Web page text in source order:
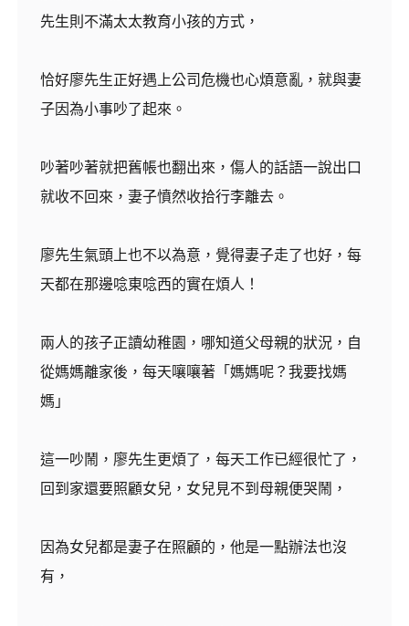
先生則不滿太太教育小孩的方式，
恰好廖先生正好遇上公司危機也心煩意亂，就與妻
子因為小事吵了起來。
吵著吵著就把舊帳也翻出來，傷人的話語一說出口
就收不回來，妻子憤然收拾行李離去。
廖先生氣頭上也不以為意，覺得妻子走了也好，每
天都在那邊唸東唸西的實在煩人！
兩人的孩子正讀幼稚園，哪知道父母親的狀況，自
從媽媽離家後，每天嚷嚷著「媽媽呢？我要找媽
媽」
這一吵鬧，廖先生更煩了，每天工作已經很忙了，
回到家還要照顧女兒，女兒見不到母親便哭鬧，
因為女兒都是妻子在照顧的，他是一點辦法也沒
有，